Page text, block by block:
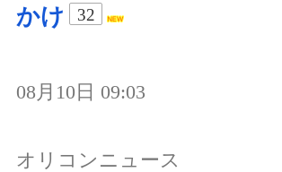
かけ
32
08月10日 09:03
オリコンニュース